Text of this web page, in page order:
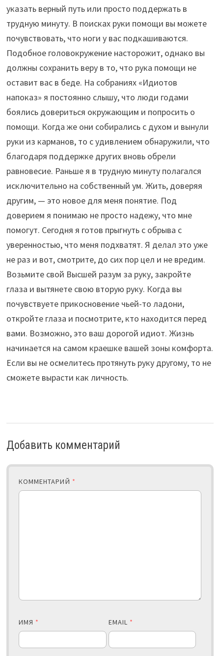
указать верный путь или просто поддержать в
трудную минуту. В поисках руки помощи вы можете
почувствовать, что ноги у вас подкашиваются.
Подобное головокружение насторожит, однако вы
должны сохранить веру в то, что рука помощи не
оставит вас в беде. На собраниях «Идиотов
напоказ» я постоянно слышу, что люди годами
боялись довериться окружающим и попросить о
помощи. Когда же они собирались с духом и вынули
руки из карманов, то с удивлением обнаружили, что
благодаря поддержке других вновь обрели
равновесие. Раньше я в трудную минуту полагался
исключительно на собственный ум. Жить, доверяя
другим, — это новое для меня понятие. Под
доверием я понимаю не просто надежу, что мне
помогут. Сегодня я готов прыгнуть с обрыва с
уверенностью, что меня подхватят. Я делал это уже
не раз и вот, смотрите, до сих пор цел и не вредим.
Возьмите свой Высшей разум за руку, закройте
глаза и вытянете свою вторую руку. Когда вы
почувствуете прикосновение чьей-то ладони,
откройте глаза и посмотрите, кто находится перед
вами. Возможно, это ваш дорогой идиот. Жизнь
начинается на самом краешке вашей зоны комфорта.
Если вы не осмелитесь протянуть руку другому, то не
сможете вырасти как личность.
Добавить комментарий
КОММЕНТАРИЙ *
ИМЯ * EMAIL *